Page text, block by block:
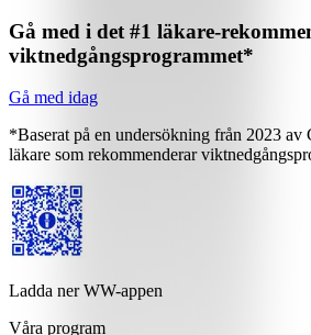
Gå med i det #1 läkare-
viktnedgångsprogrammet*
Gå med idag
*Baserat på en undersökning från 2023 av
läkare som rekommenderar
Ladda ner WW-appen
Våra program